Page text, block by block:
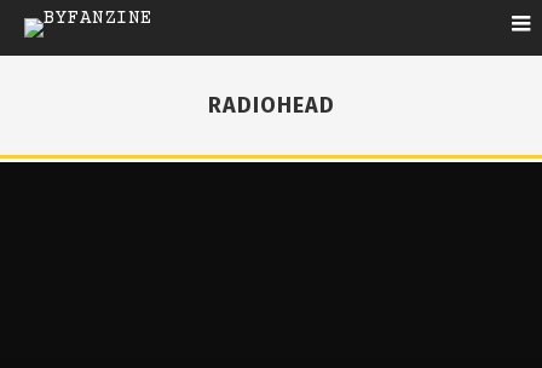
RADIOHEAD